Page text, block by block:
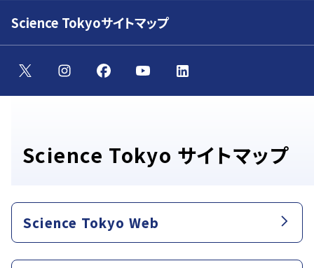
Science Tokyoサイトマップ
Science Tokyo サイトマップ
Science Tokyo Web